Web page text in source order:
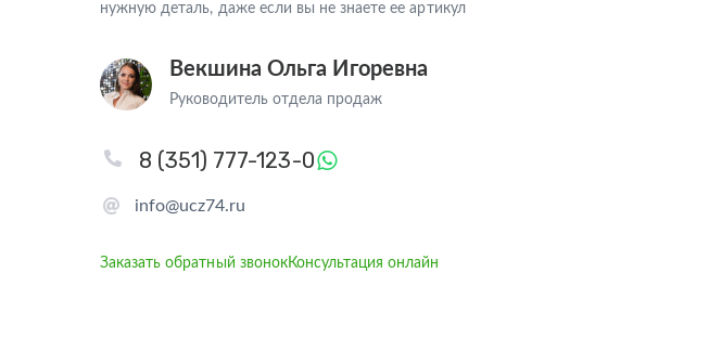
нужную деталь, даже если вы не знаете ее артикул
Векшина Ольга Игоревна
Руководитель отдела продаж
info@ucz74.ru
8 (351) 777-123-0
Заказать обратный звонокКонсультация онлайн